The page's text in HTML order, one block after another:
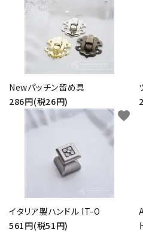
Newパッチン留め具
286円(税26円)
イタリア製ハンドル IT-O
561円(税51円)
favorite